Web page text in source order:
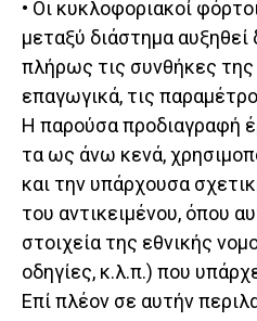
• Οι κυκλοφοριακοί
μεταξύ διάστημα
πλήρως τις συνθήκες της
επαγωγικά, τις
Η παρούσα προδιαγραφή
τα ως άνω κενά,
και την υπάρχουσα
του αντικειμένου, όπου
στοιχεία της εθνικής
οδηγίες, κ.λ.π.) που
Επί πλέον σε αυτήν